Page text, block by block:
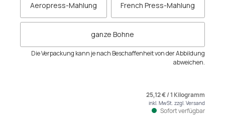
Aeropress-Mahlung French Press-Mahlung
ganze Bohne
Die Verpackung kann je nach Beschaffenheit von der Abbildung
abweichen.
25,12 € / 1 Kilogramm
inkl. MwSt. zzgl. Versand
Sofort verfügbar